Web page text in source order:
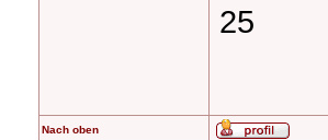
25
Nach oben